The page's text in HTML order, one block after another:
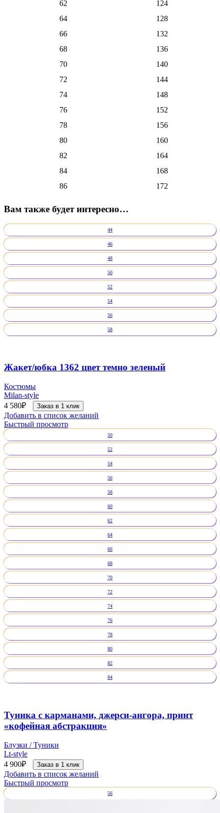
62
124
64
128
66
132
68
136
70
140
72
144
74
148
76
152
78
156
80
160
82
164
84
168
86
172
Вам также будет интересно…
44
46
48
50
52
54
56
58
Жакет/юбка 1362 цвет темно зеленый
Костюмы
Milan-style
4 580₽ Заказ в 1 клик
Добавить в список желаний
Быстрый просмотр
50
52
54
56
58
60
62
64
66
68
70
72
74
76
78
80
82
84
Туника с карманами, джерси-ангора, принт
«кофейная абстракция»
Блузки / Туники
Lt-style
4 900₽ Заказ в 1 клик
Добавить в список желаний
Быстрый просмотр
56